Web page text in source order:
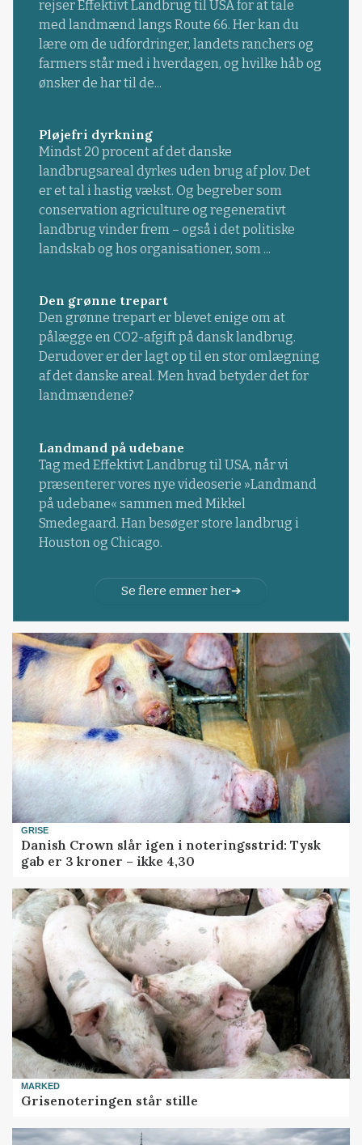
rejser Effektivt Landbrug til USA for at tale
med landmænd langs Route 66. Her kan du
lære om de udfordringer, landets ranchers og
farmers står med i hverdagen, og hvilke håb og
ønsker de har til de...
Pløjefri dyrkning
Mindst 20 procent af det danske
landbrugsareal dyrkes uden brug af plov. Det
er et tal i hastig vækst. Og begreber som
conservation agriculture og regenerativt
landbrug vinder frem – også i det politiske
landskab og hos organisationer, som ...
Den grønne trepart
Den grønne trepart er blevet enige om at
pålægge en CO2-afgift på dansk landbrug.
Derudover er der lagt op til en stor omlægning
af det danske areal. Men hvad betyder det for
landmændene?
Landmand på udebane
Tag med Effektivt Landbrug til USA, når vi
præsenterer vores nye videoserie »Landmand
på udebane« sammen med Mikkel
Smedegaard. Han besøger store landbrug i
Houston og Chicago.
Se flere emner her
GRISE
Danish Crown slår igen i noteringsstrid: Tysk
gab er 3 kroner – ikke 4,30
MARKED
Grisenoteringen står stille